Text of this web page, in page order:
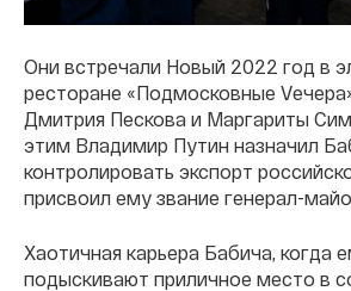
Они встречали Новый 2022 год в
ресторане «Подмосковные
Дмитрия Пескова и Маргариты
этим Владимир Путин назначил
контролировать экспорт
присвоил ему звание генерал-
Хаотичная карьера Бабича, когда
подыскивают приличное место в